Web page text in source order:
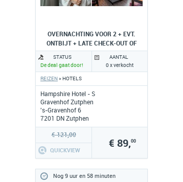
OVERNACHTING VOOR 2 + EVT.
ONTBIJT + LATE CHECK-OUT OF
DINER
Hampshire Hotel - S
Gravenhof Zutphen
's-Gravenhof 6
7201 DN Zutphen
www.hampshire-hotels.com
REIZEN» HOTELS
STATUS
De deal gaat door!
AANTAL
0 x verkocht
€ 121,00
QUICKVIEW
€ 89,00
Nog 9 uur en 58 minuten